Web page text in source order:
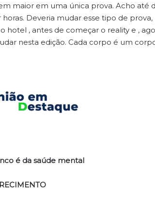
maior em uma única prova. Acho até
Deveria mudar esse tipo de prova,
hotel , antes de começar o reality e ,
nesta edição. Cada corpo é um
é da saúde mental